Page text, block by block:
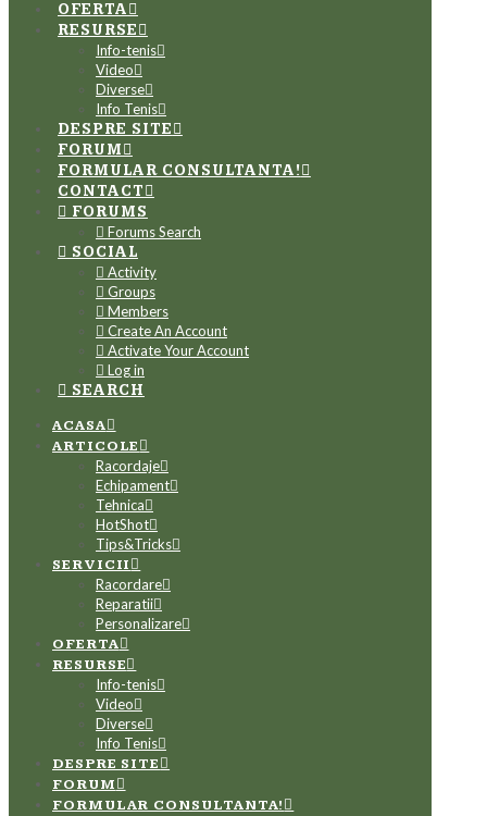
OFERTA
RESURSE
Info-tenis
Video
Diverse
Info Tenis
DESPRE SITE
FORUM
FORMULAR CONSULTANTA!
CONTACT
FORUMS
Forums Search
SOCIAL
Activity
Groups
Members
Create An Account
Activate Your Account
Log in
SEARCH
ACASA
ARTICOLE
Racordaje
Echipament
Tehnica
HotShot
Tips&Tricks
SERVICII
Racordare
Reparatii
Personalizare
OFERTA
RESURSE
Info-tenis
Video
Diverse
Info Tenis
DESPRE SITE
FORUM
FORMULAR CONSULTANTA!